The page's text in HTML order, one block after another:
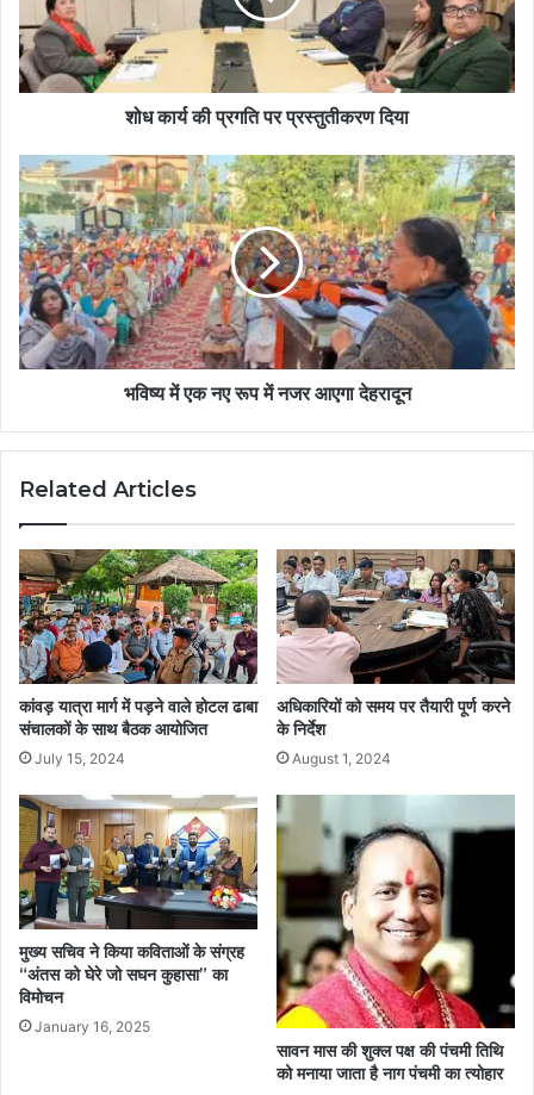
शोध कार्य की प्रगति पर प्रस्तुतीकरण दिया
भविष्य में एक नए रूप में नजर आएगा देहरादून
Related Articles
कांवड़ यात्रा मार्ग में पड़ने वाले होटल ढाबा
संचालकों के साथ बैठक आयोजित
July 15, 2024
अधिकारियों को समय पर तैयारी पूर्ण करने
के निर्देश
August 1, 2024
मुख्य सचिव ने किया कविताओं के संग्रह
“अंतस को घेरे जो सघन कुहासा” का
विमोचन
January 16, 2025
सावन मास की शुक्ल पक्ष की पंचमी तिथि
को मनाया जाता है नाग पंचमी का त्योहार